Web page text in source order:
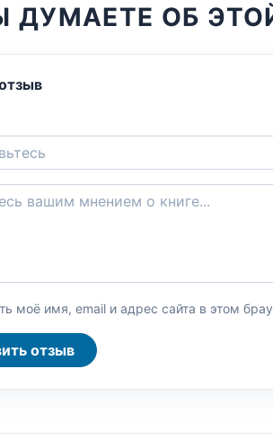
ДУМАЕТЕ ОБ
моё имя, email и адрес сайта в этом
Отправить отзыв